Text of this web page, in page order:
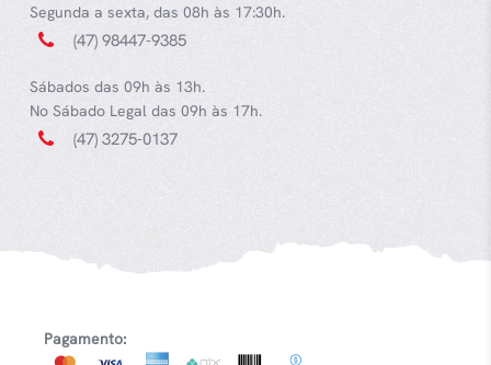
Segunda a sexta, das 08h às 17:30h.
(47) 98447-9385
Sábados das 09h às 13h.
No Sábado Legal das 09h às 17h.
(47) 3275-0137
Pagamento: